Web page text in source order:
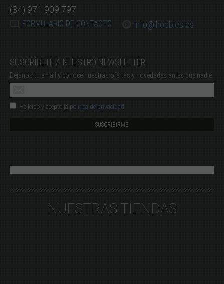
(34) 971 909 797
FORMULARIO DE CONTACTO info@ihobbies.es
SUSCRÍBETE A NUESTRO NEWSLETTER
Déjanos tu email y conoce nuestras ofertas y novedades antes que nadie.
He leído y acepto la política de privacidad
NUESTRAS TIENDAS